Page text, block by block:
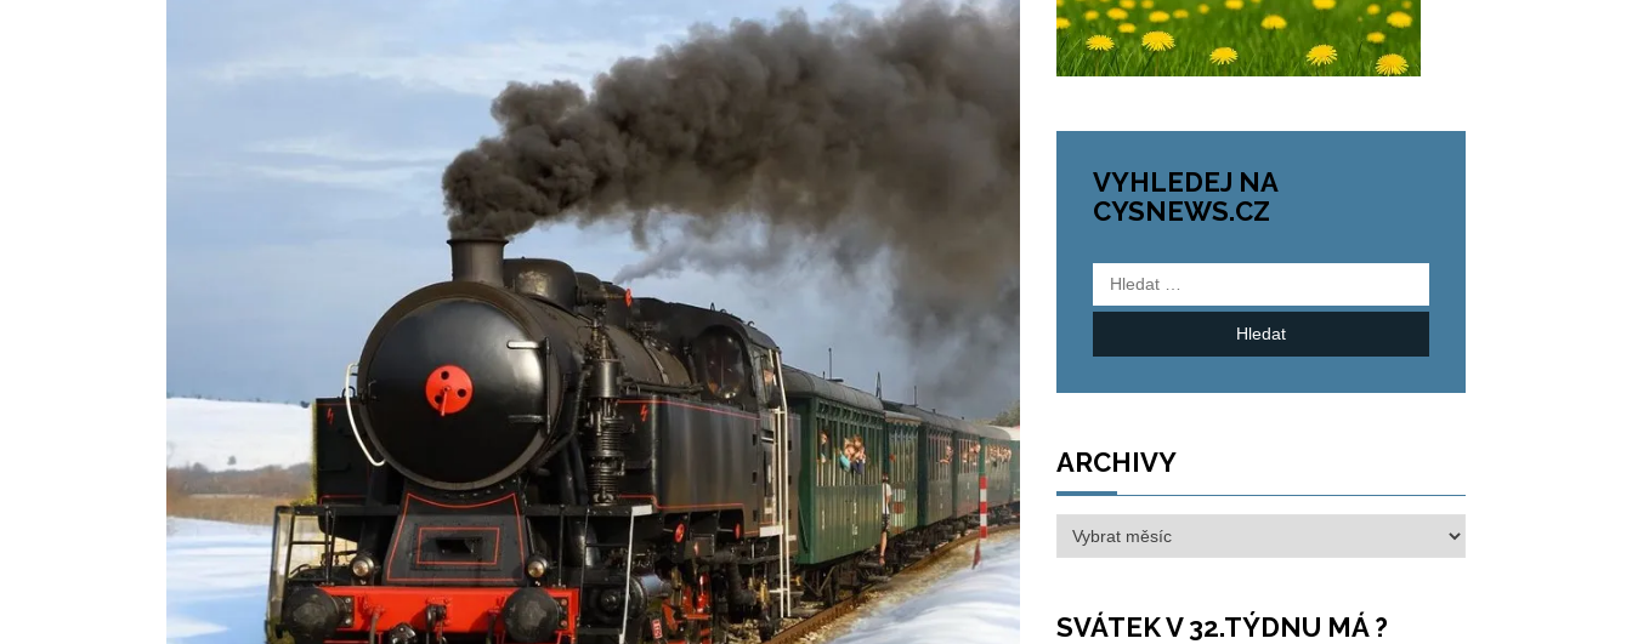
VYHLEDEJ NA
CYSNEWS.CZ
Vyhledávání
ARCHIVY
Archivy
SVÁTEK V 32.TÝDNU MÁ ?